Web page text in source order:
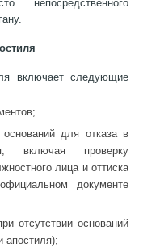
непосредственного
включает следующие
оснований для отказа в
включая проверку
лица и оттиска
документе
отсутствии оснований
апостиля);